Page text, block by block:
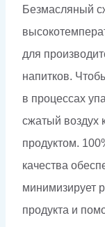
Безмасляный
для
напитков.
в процессах
сжатый воздух
продуктом.
качества
минимизирует
продукта и